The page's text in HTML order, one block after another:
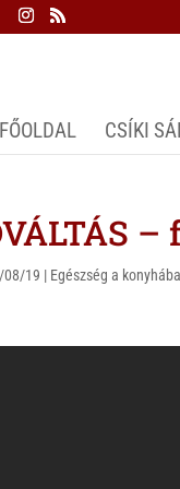
FŐOLDAL CSÍKI
08/19 | Egészség a